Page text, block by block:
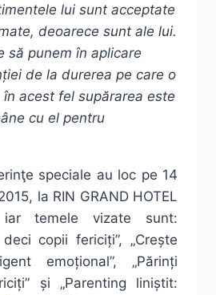
lui sunt acceptate
deoarece sunt ale lui.
să punem în aplicare
de la durerea pe care o
acest fel supărarea este
cu el pentru
speciale au loc pe 14
la RIN GRAND HOTEL
temele vizate sunt:
copii fericiți”, „Crește
emoțional”, „Părinți
și „Parenting liniștit: